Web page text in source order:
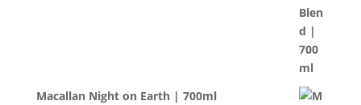
Macallan Night on Earth | 700ml